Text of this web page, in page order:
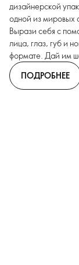
дизайнерской
одной из мировых
Вырази себя с
лица, глаз, губ и
формате. Дай им
ПОДРОБНЕЕ